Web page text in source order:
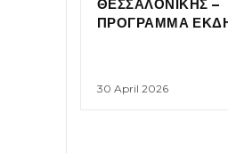
ΘΕΣΣΑΛΟΝΙΚΗΣ –
ΠΡΟΓΡΑΜΜΑ
30 April 2026